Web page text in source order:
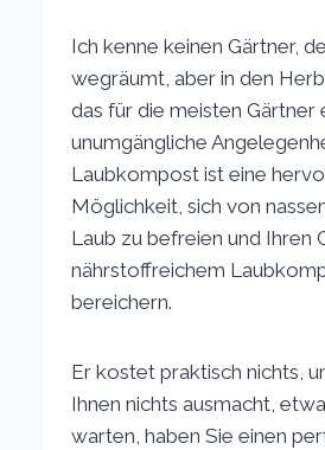
Ich kenne keinen Gärtner,
wegräumt, aber in den
das für die meisten Gärtner
unumgängliche
Laubkompost ist eine
Möglichkeit, sich von
Laub zu befreien und Ihren
nährstoffreichem
bereichern.
Er kostet praktisch nichts,
Ihnen nichts ausmacht,
warten, haben Sie einen